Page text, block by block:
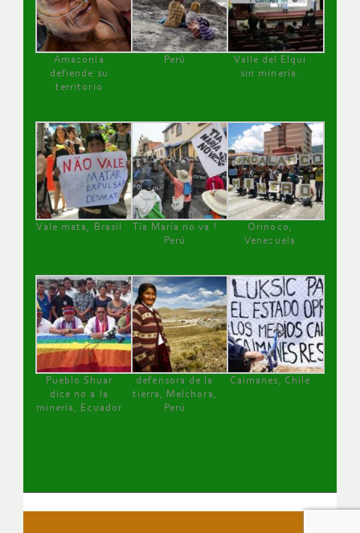
Amazonía
defiende su
territorio
Perú
Valle del Elqui
sin minería.
Vale mata, Brasil
Tía María no va !
Perú
Orinoco,
Venezuela
Pueblo Shuar
dice no a la
minería, Ecuador
defensora de la
tierra, Melchora,
Perú
Caimanes, Chile